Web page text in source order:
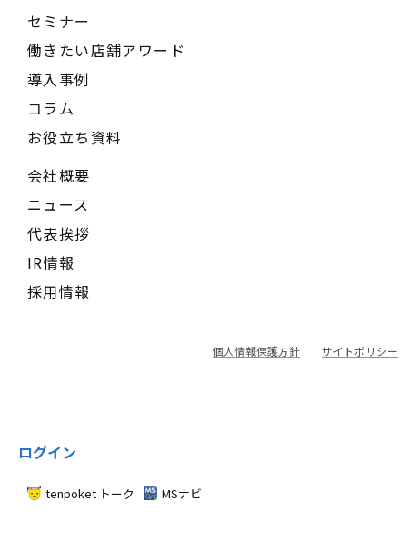
セミナー
働きたい店舗アワード
導入事例
コラム
お役立ち資料
会社概要
ニュース
代表挨拶
IR情報
採用情報
個人情報保護方針 サイトポリシー
ログイン
tenpoket トーク MSナビ